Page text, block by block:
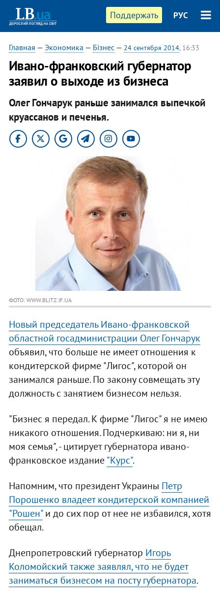
Поддержать РУС
Главная — Экономика — Бізнес— 24 сентября 2014, 16:33
Ивано-франковский губернатор
заявил о выходе из бизнеса
Олег Гончарук раньше занимался выпечкой
круассанов и печенья.
ФОТО: WWW.BLITZ.IF.UA
Новый председатель Ивано-франковской
областной госадминистрации Олег Гончарук
объявил, что больше не имеет отношения к
кондитерской фирме "Лигос", которой он
занимался раньше. По закону совмещать эту
должность с занятием бизнесом нельзя.
"Бизнес я передал. К фирме "Лигос" я не имею
никакого отношения. Подчеркиваю: ни я, ни
моя семья", - цитирует губернатора ивано-
франковское издание"Курс".
Напомним, что президент Украины Петр
Порошенко владеет кондитерской компанией
"Рошен"и до сих пор от нее не избавился, хотя
обещал.
Днепропетровский губернатор Игорь
Коломойский также заявлял, что не будет
заниматься бизнесом на посту губернатора.